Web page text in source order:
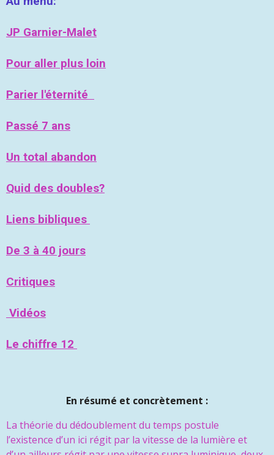
JP Garnier-Malet
Pour aller plus loin
Parier l'éternité
Passé 7 ans
Un total abandon
Quid des doubles?
Liens bibliques
De 3 à 40 jours
Critiques
Vidéos
Le chiffre 12
En résumé et concrètement :
La théorie du dédoublement du temps postule
l’existence d’un ici régit par la vitesse de la lumière et